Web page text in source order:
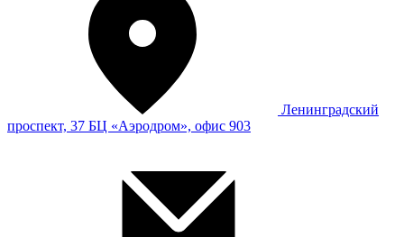
Ленинградский
проспект, 37 БЦ «Аэродром», офис 903